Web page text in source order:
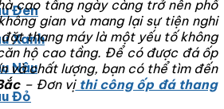
Đen
Xanh
Nâu
Đỏ
cao tầng ngày càng trở nên phổ
gian và mang lại sự tiện nghi
thang máy là một yếu tố không
hộ cao tầng. Để có được đá ốp
và chất lượng, bạn có thể tìm đến
– Đơn vịthi công ốp đá thang